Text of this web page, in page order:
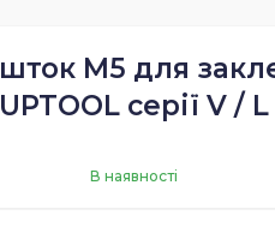
M5 для
UPTOOL серії V / L
В наявності